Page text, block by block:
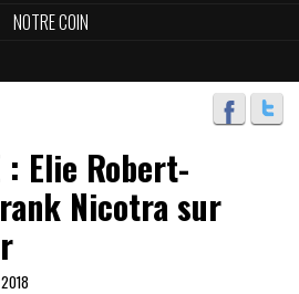
NOTRE COIN
: Elie Robert-
Nicotra sur